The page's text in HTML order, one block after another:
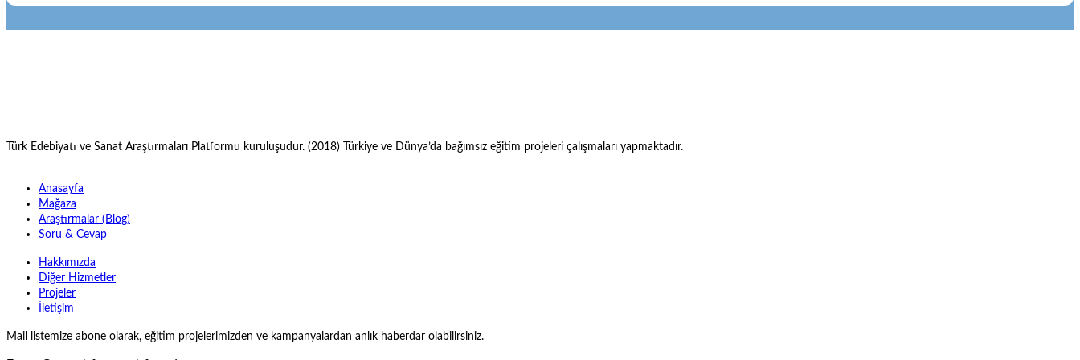
Türk Edebiyatı ve Sanat Araştırmaları Platformu kuruluşudur. (2018) Türkiye ve Dünya’da bağımsız eğitim projeleri çalışmaları yapmaktadır.
Anasayfa
Mağaza
Araştırmalar (Blog)
Soru & Cevap
Hakkımızda
Diğer Hizmetler
Projeler
İletişim
Mail listemize abone olarak, eğitim projelerimizden ve kampanyalardan anlık haberdar olabilirsiniz.